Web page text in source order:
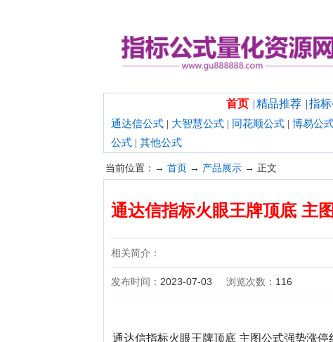
首页 |精品推荐 |指
通达信公式 | 大智慧公式 | 同花顺公式 | 博易公
公式 | 其他公式
当前位置：→ 首页 → 产品展示 → 正文
通达信指标火眼王牌顶底 主
相关简介：
发布时间： 2023-07-03 浏览次数： 116
通达信指标火眼王牌顶底 主图公式强势涨停